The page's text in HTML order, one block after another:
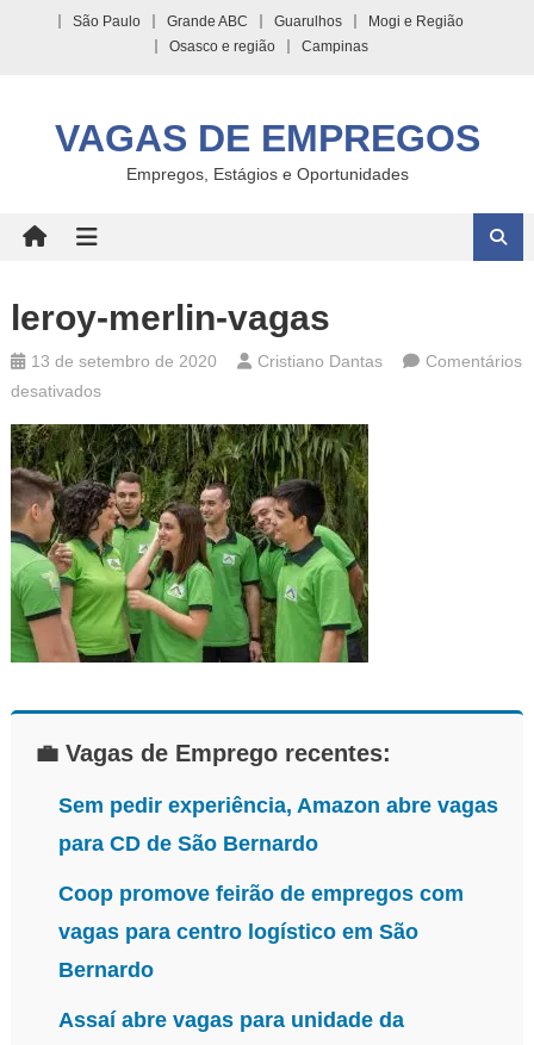
São Paulo Grande ABC Guarulhos
Mogi e Região
Osasco e região
Campinas
VAGAS DE EMPREGOS
Empregos, Estágios e Oportunidades
leroy-merlin-vagas
13 de setembro de 2020 Cristiano Dantas
Comentários
desativadosem
merlin-
vagas
💼 Vagas de Emprego recentes:
Sem pedir experiência, Amazon abre vagas
para CD de São Bernardo
Coop promove feirão de empregos com
vagas para centro logístico em São
Bernardo
Assaí abre vagas para unidade da